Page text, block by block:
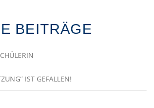
BEITRÄGE
IST GEFALLEN!